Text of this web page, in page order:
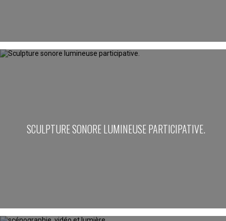
SCULPTURE SONORE LUMINEUSE PARTICIPATIVE.